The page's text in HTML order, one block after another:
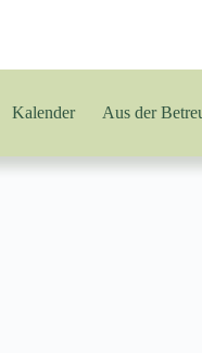
Kalender Aus der